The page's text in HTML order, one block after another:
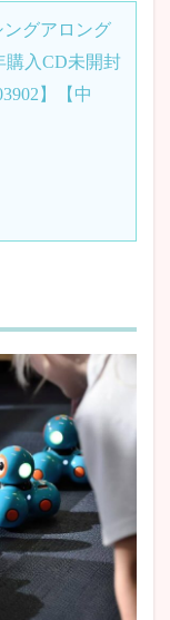
グアロング
購入CD未開封
】【中